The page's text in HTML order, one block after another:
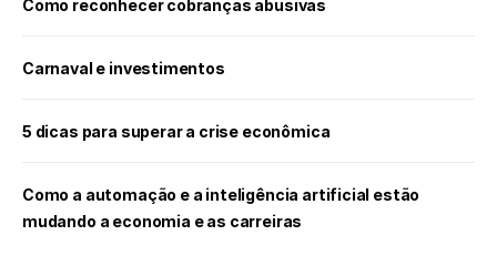
Como reconhecer cobranças abusivas
Carnaval e investimentos
5 dicas para superar a crise econômica
Como a automação e a inteligência artificial estão
mudando a economia e as carreiras